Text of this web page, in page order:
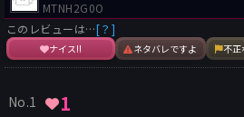
MTNH2G0O
このレビューは…[？]
ナイス!! ネタバレですよ 不
No.1 1